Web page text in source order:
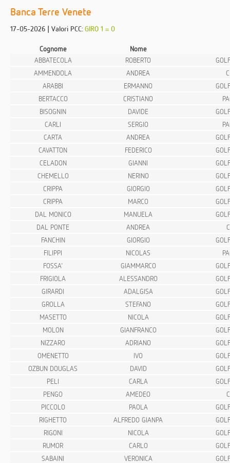
Banca Terre Venete
17-05-2026 | Valori PCC:GIRO 1 = 0
Cognome
Nome
ABBATECOLA
ROBERTO
AMMENDOLA
ANDREA
ARABBI
ERMANNO
BERTACCO
CRISTIANO
BISOGNIN
DAVIDE
CARLI
SERGIO
CARTA
ANDREA
CAVATTON
FEDERICO
CELADON
GIANNI
CHEMELLO
NERINO
CRIPPA
GIORGIO
CRIPPA
MARCO
DAL MONICO
MANUELA
DAL PONTE
ANDREA
FANCHIN
GIORGIO
FILIPPI
NICOLAS
FOSSA'
GIAMMARCO
FRIGIOLA
ALESSANDRO
GIRARDI
ADALGISA
GROLLA
STEFANO
MASETTO
NICOLA
MOLON
GIANFRANCO
NIZZARO
ADRIANO
OMENETTO
IVO
OZBUN DOUGLAS
DAVID
PELI
CARLA
PENGO
AMEDEO
PICCOLO
PAOLA
RIGHETTO
ALFREDO GIANPA
RIGONI
NICOLA
RUMOR
CARLO
SABAINI
VERONICA